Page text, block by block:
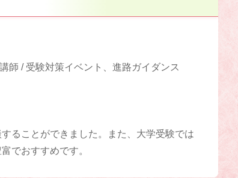
師 / 受験対策イベント、進路ガイダンス
ることができました。また、大学受験では
でおすすめです。